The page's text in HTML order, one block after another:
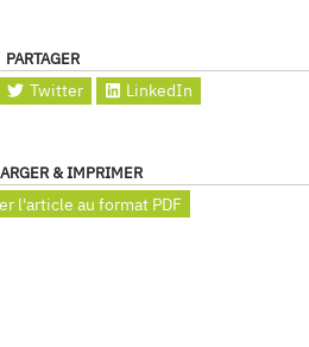
PARTAGER
Twitter LinkedIn
& IMPRIMER
l'article au format PDF